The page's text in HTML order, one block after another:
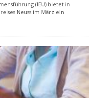
(IEU) bietet in
Neuss im März ein